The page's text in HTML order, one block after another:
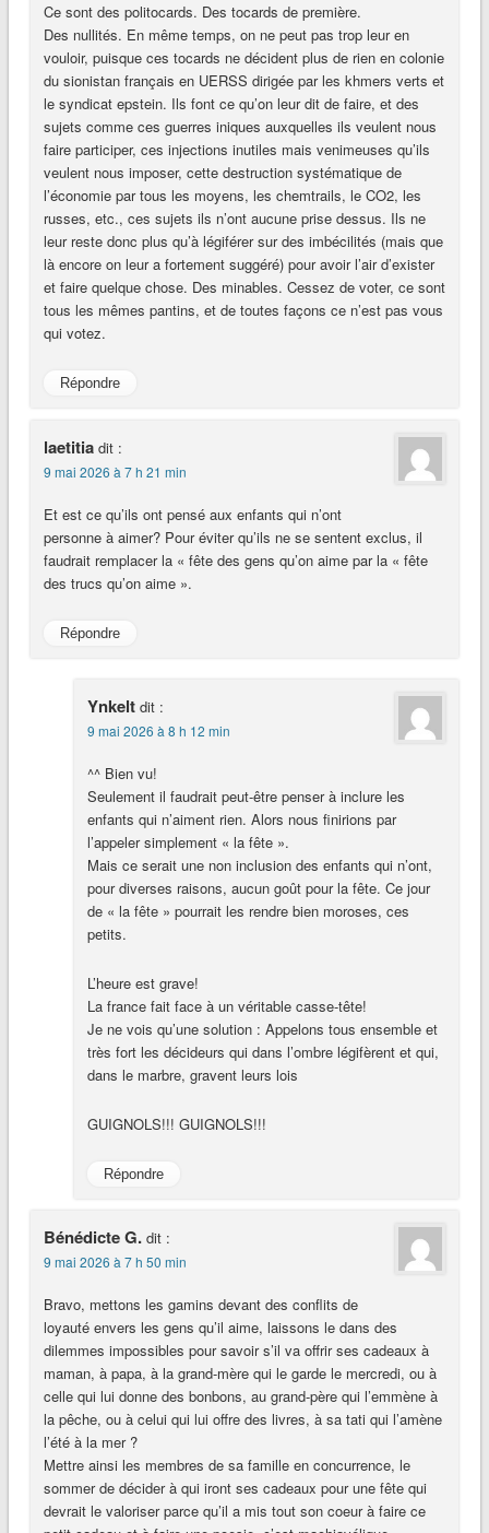
Ce sont des politocards. Des tocards de première.
Des nullités. En même temps, on ne peut pas trop leur en
vouloir, puisque ces tocards ne décident plus de rien en colonie
du sionistan français en UERSS dirigée par les khmers verts et
le syndicat epstein. Ils font ce qu’on leur dit de faire, et des
sujets comme ces guerres iniques auxquelles ils veulent nous
faire participer, ces injections inutiles mais venimeuses qu’ils
veulent nous imposer, cette destruction systématique de
l’économie par tous les moyens, les chemtrails, le CO2, les
russes, etc., ces sujets ils n’ont aucune prise dessus. Ils ne
leur reste donc plus qu’à légiférer sur des imbécilités (mais que
là encore on leur a fortement suggéré) pour avoir l’air d’exister
et faire quelque chose. Des minables. Cessez de voter, ce sont
tous les mêmes pantins, et de toutes façons ce n’est pas vous
qui votez.
Répondre
laetitia dit :
9 mai 2026 à 7 h 21 min
Et est ce qu’ils ont pensé aux enfants qui n’ont
personne à aimer? Pour éviter qu’ils ne se sentent exclus, il
faudrait remplacer la « fête des gens qu’on aime par la « fête
des trucs qu’on aime ».
Répondre
Ynkelt dit :
9 mai 2026 à 8 h 12 min
^^ Bien vu!
Seulement il faudrait peut-être penser à inclure les
enfants qui n’aiment rien. Alors nous finirions par
l’appeler simplement « la fête ».
Mais ce serait une non inclusion des enfants qui n’ont,
pour diverses raisons, aucun goût pour la fête. Ce jour
de « la fête » pourrait les rendre bien moroses, ces
petits.
L’heure est grave!
La france fait face à un véritable casse-tête!
Je ne vois qu’une solution : Appelons tous ensemble et
très fort les décideurs qui dans l’ombre légifèrent et qui,
dans le marbre, gravent leurs lois
GUIGNOLS!!! GUIGNOLS!!!
Répondre
Bénédicte G. dit :
9 mai 2026 à 7 h 50 min
Bravo, mettons les gamins devant des conflits de
loyauté envers les gens qu’il aime, laissons le dans des
dilemmes impossibles pour savoir s’il va offrir ses cadeaux à
maman, à papa, à la grand-mère qui le garde le mercredi, ou à
celle qui lui donne des bonbons, au grand-père qui l’emmène à
la pêche, ou à celui qui lui offre des livres, à sa tati qui l’amène
l’été à la mer ?
Mettre ainsi les membres de sa famille en concurrence, le
sommer de décider à qui iront ses cadeaux pour une fête qui
devrait le valoriser parce qu’il a mis tout son coeur à faire ce